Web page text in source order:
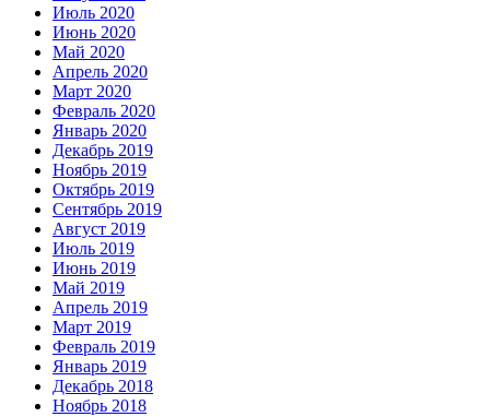
Июль 2020
Июнь 2020
Май 2020
Апрель 2020
Март 2020
Февраль 2020
Январь 2020
Декабрь 2019
Ноябрь 2019
Октябрь 2019
Сентябрь 2019
Август 2019
Июль 2019
Июнь 2019
Май 2019
Апрель 2019
Март 2019
Февраль 2019
Январь 2019
Декабрь 2018
Ноябрь 2018